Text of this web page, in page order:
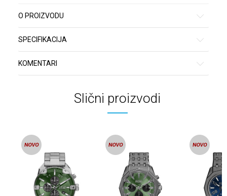
O PROIZVODU
SPECIFIKACIJA
KOMENTARI
Slični proizvodi